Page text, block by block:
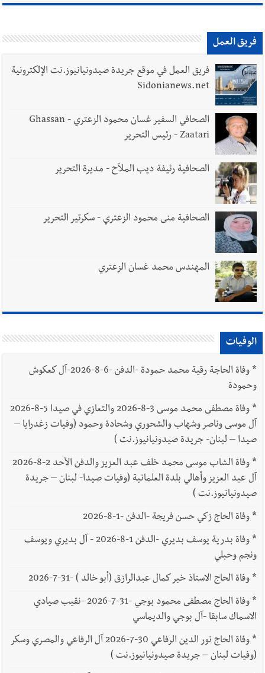
فريق العمل
فريق العمل في موقع جريدة صيدونيانيوز.نت الإلكترونية
Sidonianews.net
الصحافي السفير غسان محمود الزعتري - Ghassan
Zaatari - رئيس التحرير
الصحافية رئيفة ديب الملاّح - مديرة التحرير
الصحافية منى محمود الزعتري - سكرتير التحرير
المهندس محمد غسان الزعتري
الوفيات
*
وفاة الحاجة رقية محمد حمودة -الدفن -6-8-2026-آل كعكوش
وحمودة
*
وفاة مصطفى محمد موسى 3-8-2026 والتعازي في صيدا 5-8-2026
آل موسى وناصر وشهاب والشحوري وشحادة وحمود (وفيات زغدرايا –
صيدا – لبنان- جريدة صيدونيانيوز.نت )
*
وفاة الشاب موسى محمد خلف عبد العزيز والدفن الأحد 2-8-2026
آل عبد العزيز وأهالي بلدة العلمانية (وفيات صيدا- لبنان – جريدة
صيدونيانيوز.نت )
*وفاة الحاج زكي حسن فريجة -الدفن -1-8-2026
*
وفاة بدرية يوسف بديري -الدفن 1-8-2026 - آل بديري ويوسف
ونجم وحبلي
*وفاة الحاج الاستاذ خير كمال عبدالرازق (أبو خالد ) -31-7-2026
*
وفاة الحاج مصطفى محمود بوجي -31-7-2026 -نقيب صيادي
الاسماك سابقا -آل بوجي والديماسي
*
وفاة الحاج نور الدين الرفاعي 30-7-2026 آل الرفاعي والمصري وسكر
(وفيات لبنان – جريدة صيدونيانيوز.نت )